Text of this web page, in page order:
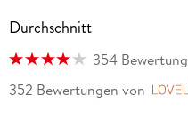
Zunächst arbeitete sie als
bereits vielfach
Durchschnitt
354
352 Bewertungen von